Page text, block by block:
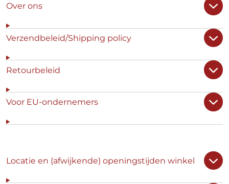
Over ons
Verzendbeleid/Shipping policy
Retourbeleid
Voor EU-ondernemers
Locatie en (afwijkende) openingstijden winkel